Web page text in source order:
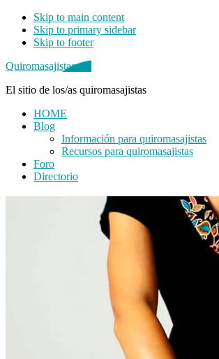
Skip to main content
Skip to primary sidebar
Skip to footer
Quiromasajistas.net
El sitio de los/as quiromasajistas
HOME
Blog
Información para quiromasajistas
Recursos para quiromasajistas
Foro
Directorio